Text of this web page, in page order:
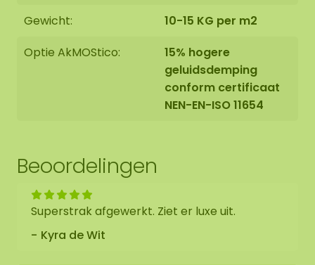
Gewicht:
10-15 KG per m2
Optie AkMOStico:
15% hogere
geluidsdemping
conform certificaat
NEN-EN-ISO 11654
Beoordelingen
Superstrak afgewerkt. Ziet er luxe uit.
Kyra de Wit